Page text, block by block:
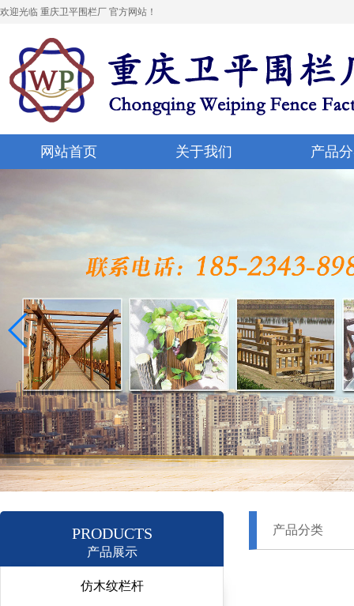
欢迎光临 重庆卫平围栏厂 官方网站！
网站首页 关于我们 产品
PRODUCTS
产品展示
仿木纹栏杆
产品分类